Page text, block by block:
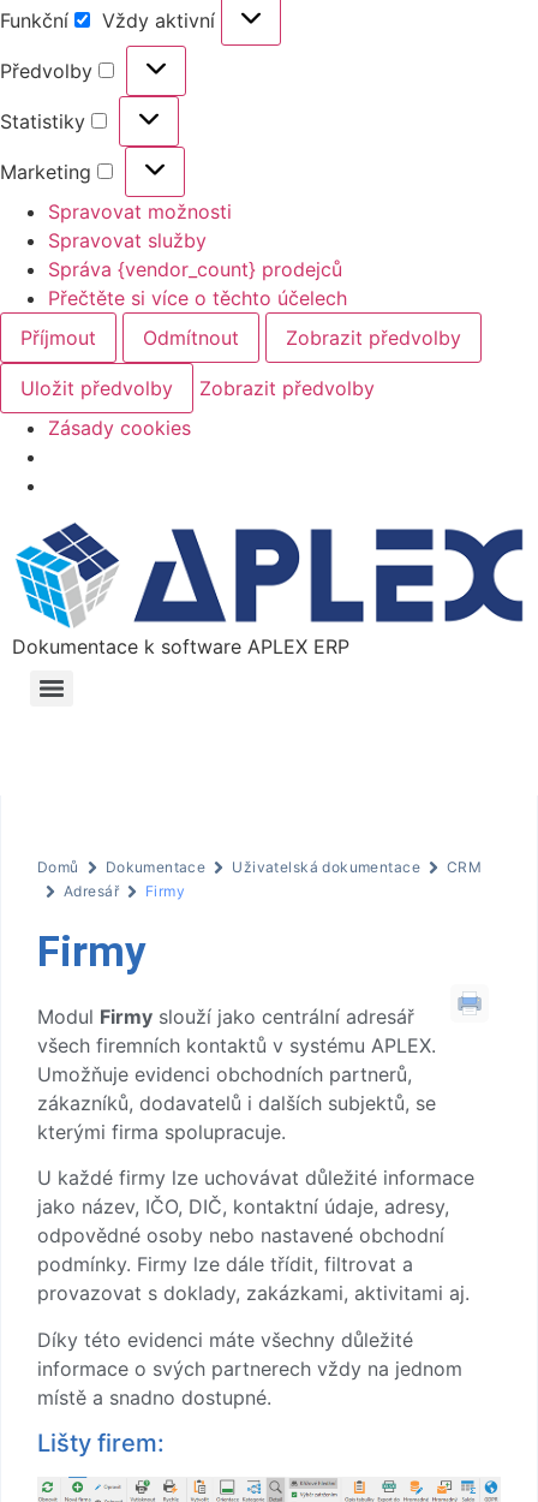
Funkční
Vždy aktivní
Předvolby
Statistiky
Marketing
Spravovat možnosti
Spravovat služby
Správa {vendor_count} prodejců
Přečtěte si více o těchto účelech
Příjmout
Odmítnout Zobrazit předvolby
Uložit předvolby
Zobrazit předvolby
Zásady cookies
Dokumentace k software APLEX ERP
Domů Dokumentace Uživatelská dokumentace
CRM
Adresář
Firmy
Firmy
Modul Firmy slouží jako centrální adresář
všech firemních kontaktů v systému APLEX.
Umožňuje evidenci obchodních partnerů,
zákazníků, dodavatelů i dalších subjektů, se
kterými firma spolupracuje.
U každé firmy lze uchovávat důležité informace
jako název, IČO, DIČ, kontaktní údaje, adresy,
odpovědné osoby nebo nastavené obchodní
podmínky. Firmy lze dále třídit, filtrovat a
provazovat s doklady, zakázkami, aktivitami aj.
Díky této evidenci máte všechny důležité
informace o svých partnerech vždy na jednom
místě a snadno dostupné.
Lišty firem: